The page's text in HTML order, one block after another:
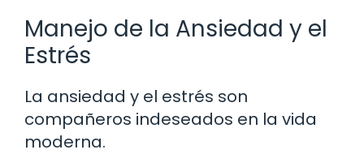
Manejo de la Ansiedad y el
Estrés
La ansiedad y el estrés son
compañeros indeseados en la vida
moderna.